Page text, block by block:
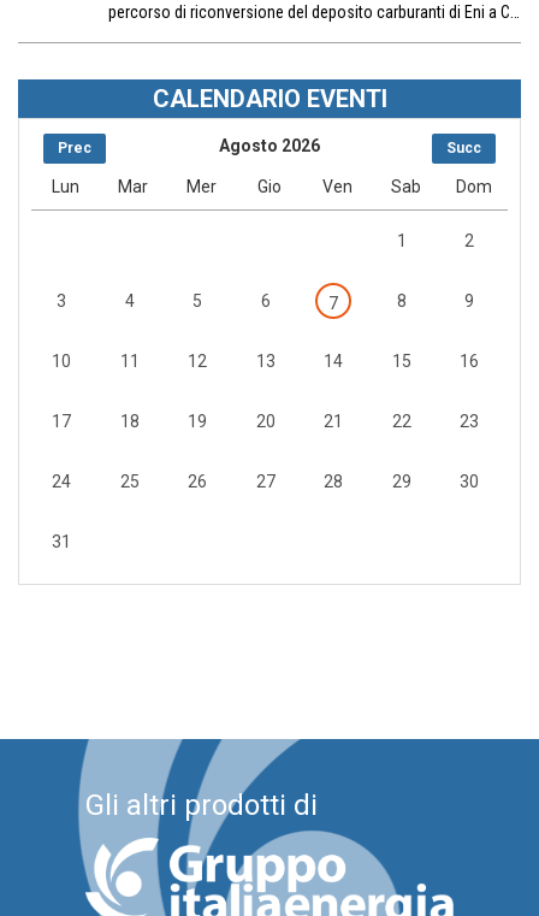
percorso di riconversione del deposito carburanti di Eni a C…
CALENDARIO EVENTI
Prec Succ
Agosto 2026
Lun Mar Mer Gio Ven Sab Dom
1 2
3 4 5 6 7 8 9
10 11 12 13 14 15 16
17 18 19 20 21 22 23
24 25 26 27 28 29 30
31
Gli altri prodotti di